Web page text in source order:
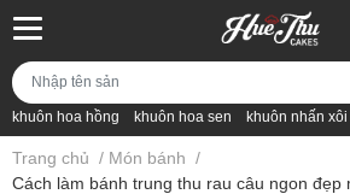
khuôn hoa hồng khuôn hoa sen khuôn nhấn xôi
Trang chủ / Món bánh /
Cách làm bánh trung thu rau câu ngon đẹp